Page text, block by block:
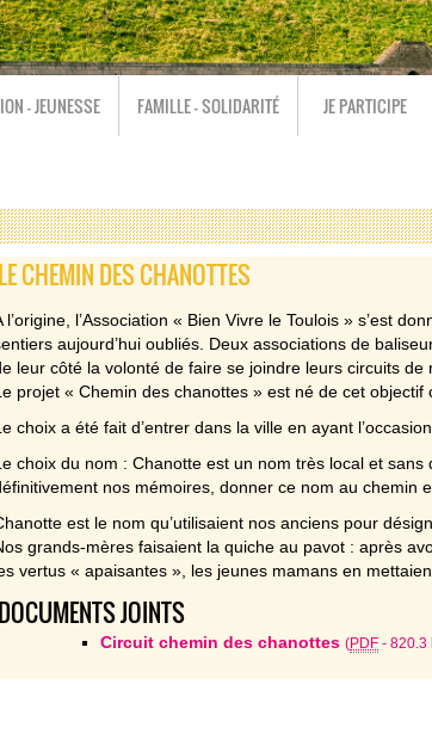
- JEUNESSE FAMILLE - SOLIDARITÉ JE PARTICIPE
LE CHEMIN DES CHANOTTES
l’origine, l’Association « Bien Vivre le Toulois » s’est
aujourd’hui oubliés. Deux associations de
leur côté la volonté de faire se joindre leurs circuits
projet « Chemin des chanottes » est né de cet objectif
choix a été fait d’entrer dans la ville en ayant
choix du nom : Chanotte est un nom très local et
nos mémoires, donner ce nom au chemin
est le nom qu’utilisaient nos anciens pour
grands-mères faisaient la quiche au pavot : après
vertus « apaisantes », les jeunes mamans en
DOCUMENTS JOINTS
Circuit chemin des chanottes (PDF - 820.3